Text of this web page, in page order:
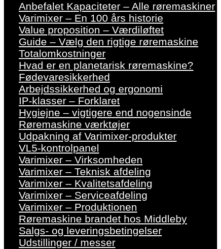
Anbefalet Kapaciteter – Alle røremaskiner
Varimixer – En 100 års historie
Value proposition – Værdiløftet
Guide – Vælg den rigtige røremaskine
Totalomkostninger
Hvad er en planetarisk røremaskine?
Fødevaresikkerhed
Arbejdssikkerhed og ergonomi
IP-klasser – Forklaret
Hygiejne – vigtigere end nogensinde
Røremaskine værktøjer
Udpakning af Varimixer-produkter
VL5-kontrolpanel
Varimixer – Virksomheden
Varimixer – Teknisk afdeling
Varimixer – Kvalitetsafdeling
Varimixer – Serviceafdeling
Varimixer – Produktionen
Røremaskine brandet hos Middleby
Salgs- og leveringsbetingelser
Udstillinger / messer